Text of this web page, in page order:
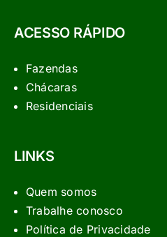
ACESSO RÁPIDO
Fazendas
Chácaras
Residenciais
LINKS
Quem somos
Trabalhe conosco
Política de Privacidade